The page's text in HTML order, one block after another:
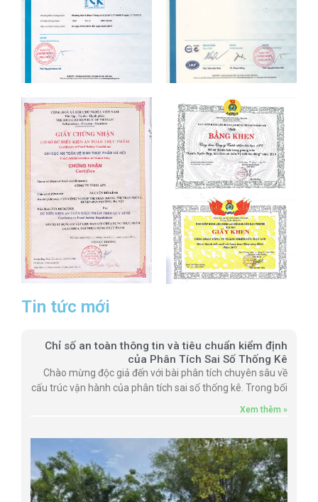
Tin tức mới
Chỉ số an toàn thông tin và tiêu chuẩn kiểm định
của Phân Tích Sai Số Thống Kê
Chào mừng độc giả đến với bài phân tích chuyên sâu về
cấu trúc vận hành của phân tích sai số thống kê. Trong bối
Xem thêm »